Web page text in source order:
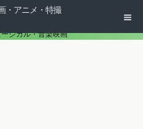
・アニメ・特撮
ジカル・音楽映画